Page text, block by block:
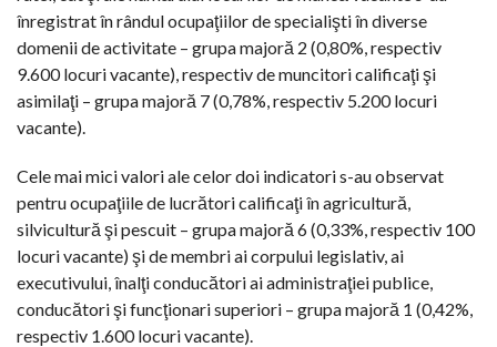
înregistrat în rândul ocupaţiilor de specialişti în diverse
domenii de activitate – grupa majoră 2 (0,80%, respectiv
9.600 locuri vacante), respectiv de muncitori calificaţi şi
asimilaţi – grupa majoră 7 (0,78%, respectiv 5.200 locuri
vacante).
Cele mai mici valori ale celor doi indicatori s-au observat
pentru ocupaţiile de lucrători calificaţi în agricultură,
silvicultură şi pescuit – grupa majoră 6 (0,33%, respectiv 100
locuri vacante) şi de membri ai corpului legislativ, ai
executivului, înalţi conducători ai administraţiei publice,
conducători şi funcţionari superiori – grupa majoră 1 (0,42%,
respectiv 1.600 locuri vacante).